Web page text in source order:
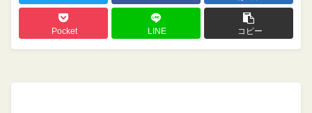
Pocket LINE コピー